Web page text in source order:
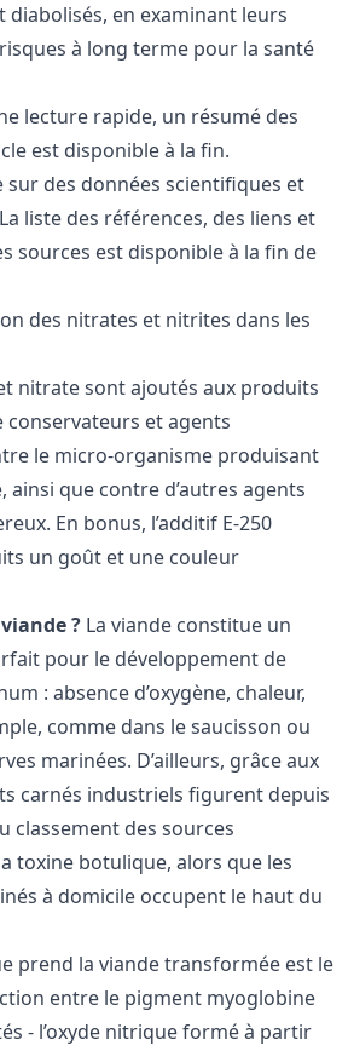
diabolisés, en examinant leurs
à long terme pour la santé
lecture rapide, un résumé des
est disponible à la fin.
sur des données scientifiques et
liste des références, des liens et
sources est disponible à la fin de
des nitrates et nitrites dans les
nitrate sont ajoutés aux produits
conservateurs et agents
le micro-organisme produisant
ainsi que contre d’autres agents
En bonus, l’additif E-250
un goût et une couleur
? La viande constitue un
pour le développement de
: absence d’oxygène, chaleur,
comme dans le saucisson ou
marinées. D’ailleurs, grâce aux
carnés industriels figurent depuis
classement des sources
toxine botulique, alors que les
à domicile occupent le haut du
prend la viande transformée est le
entre le pigment myoglobine
- l’oxyde nitrique formé à partir